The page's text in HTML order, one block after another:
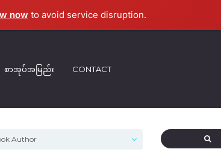
now to avoid service disruption.
စာအုပ်အမြည်း CONTACT